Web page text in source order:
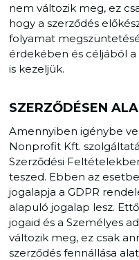
nem változik meg, ez
hogy a szerződés
folyamat
érdekében és céljából
is kezeljük.
SZERZŐDÉSEN
Amennyiben igénybe
Nonprofit Kft.
Szerződési
teszed. Ebben az
jogalapja a GDPR
alapuló jogalap lesz.
jogaid és a Személyes
változik meg, ez csak
szerződés fennállása